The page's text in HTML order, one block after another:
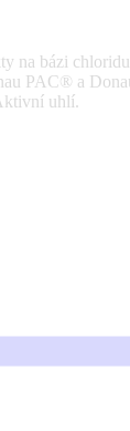
na bázi
PAC® a
uhlí.